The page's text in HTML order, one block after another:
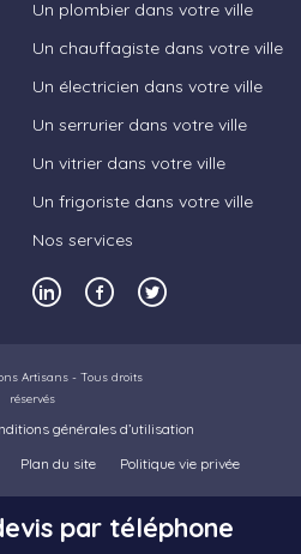
Un plombier dans votre ville
Un chauffagiste dans votre ville
Un électricien dans votre ville
Un serrurier dans votre ville
Un vitrier dans votre ville
Un frigoriste dans votre ville
Nos services
Artisans - Tous droits
réservés
générales d’utilisation
Plan du site Politique vie privée
par téléphone